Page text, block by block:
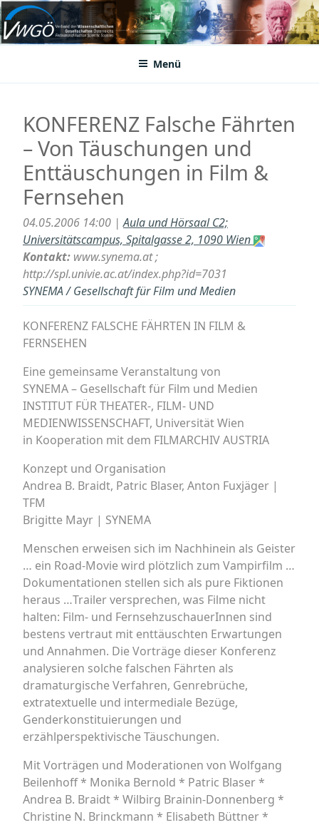
Zum
Inhalt
springenVWGÖ
Federation of Austrian Scientific Societies
Menü
KONFERENZ Falsche Fährten
– Von Täuschungen und
Enttäuschungen in Film &
Fernsehen
04.05.2006 14:00 |Aula und Hörsaal C2;
Universitätscampus, Spitalgasse 2, 1090 Wien
Kontakt: www.synema.at ;
http://spl.univie.ac.at/index.php?id=7031
SYNEMA / Gesellschaft für Film und Medien
KONFERENZ FALSCHE FÄHRTEN IN FILM &
FERNSEHEN
Eine gemeinsame Veranstaltung von
SYNEMA – Gesellschaft für Film und Medien
INSTITUT FÜR THEATER-, FILM- UND
MEDIENWISSENSCHAFT, Universität Wien
in Kooperation mit dem FILMARCHIV AUSTRIA
Konzept und Organisation
Andrea B. Braidt, Patric Blaser, Anton Fuxjäger |
TFM
Brigitte Mayr | SYNEMA
Menschen erweisen sich im Nachhinein als Geister
… ein Road-Movie wird plötzlich zum Vampirfilm …
Dokumentationen stellen sich als pure Fiktionen
heraus …Trailer versprechen, was Filme nicht
halten: Film- und FernsehzuschauerInnen sind
bestens vertraut mit enttäuschten Erwartungen
und Annahmen. Die Vorträge dieser Konferenz
analysieren solche falschen Fährten als
dramaturgische Verfahren, Genrebrüche,
extratextuelle und intermediale Bezüge,
Genderkonstituierungen und
erzählperspektivische Täuschungen.
Mit Vorträgen und Moderationen von Wolfgang
Beilenhoff * Monika Bernold * Patric Blaser *
Andrea B. Braidt * Wilbirg Brainin-Donnenberg *
Christine N. Brinckmann * Elisabeth Büttner *